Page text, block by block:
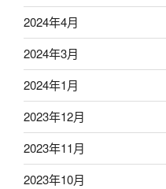
2024年4月
2024年3月
2024年1月
2023年12月
2023年11月
2023年10月